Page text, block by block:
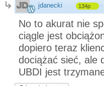
jdanecki 134p ·
No to akurat nie
ciągle jest
dopiero teraz
dociążać sieć, ale
UBDI jest